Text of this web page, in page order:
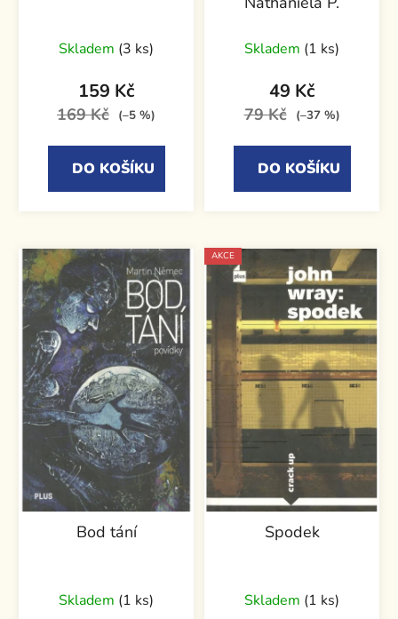
Skladem (3 ks)
159 Kč
169 Kč (–5 %)
DO KOŠÍKU
Skladem (1 ks)
49 Kč
79 Kč (–37 %)
DO KOŠÍKU
Bod tání
Skladem (1 ks)
AKCE
Spodek
Skladem (1 ks)